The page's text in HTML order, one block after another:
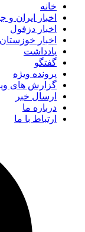
خانه
اخبار ایران و جهان
اخبار دزفول
اخبار خوزستان
یادداشت
گفتگو
پرونده ویژه
گزارش های ویدویی
ارسال خبر
درباره ما
ارتباط با ما